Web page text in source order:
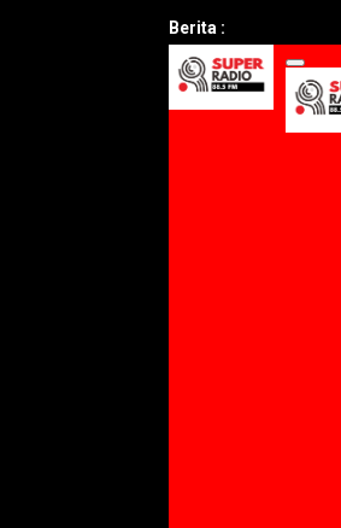
Berita :